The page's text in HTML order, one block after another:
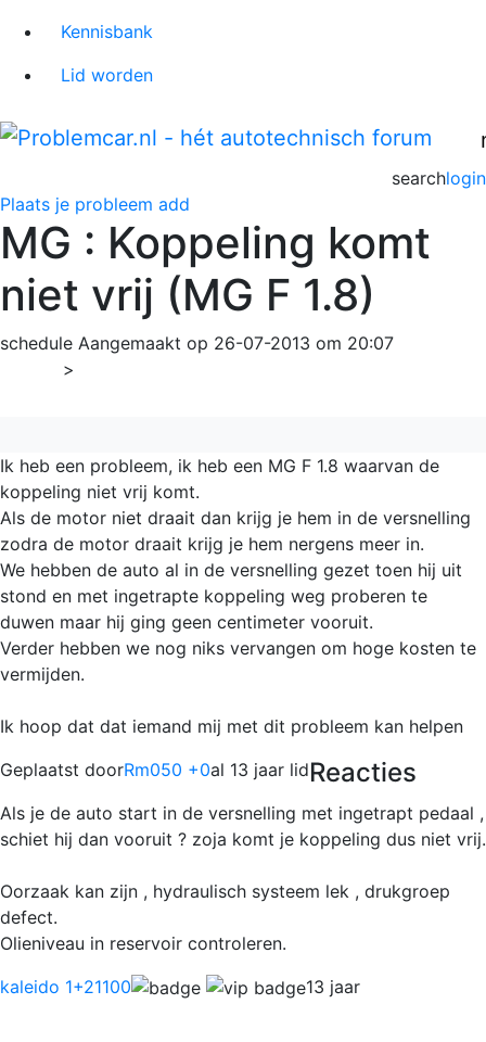
Kennisbank
Lid worden
login
search
Plaats je probleem add
MG : Koppeling komt
niet vrij (MG F 1.8)
schedule Aangemaakt op 26-07-2013 om 20:07
>
Ik heb een probleem, ik heb een MG F 1.8 waarvan de
koppeling niet vrij komt.
Als de motor niet draait dan krijg je hem in de versnelling
zodra de motor draait krijg je hem nergens meer in.
We hebben de auto al in de versnelling gezet toen hij uit
stond en met ingetrapte koppeling weg proberen te
duwen maar hij ging geen centimeter vooruit.
Verder hebben we nog niks vervangen om hoge kosten te
vermijden.
Ik hoop dat dat iemand mij met dit probleem kan helpen
Geplaatst doorRm050 +0al 13 jaar lidReacties
Als je de auto start in de versnelling met ingetrapt pedaal ,
schiet hij dan vooruit ? zoja komt je koppeling dus niet vrij.
Oorzaak kan zijn , hydraulisch systeem lek , drukgroep
defect.
Olieniveau in reservoir controleren.
kaleido 1+21100 13 jaar